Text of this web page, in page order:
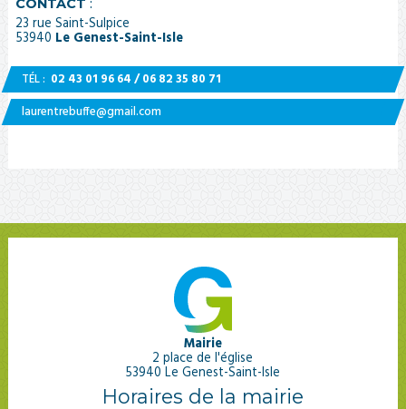
CONTACT :
23 rue Saint-Sulpice
53940 Le Genest-Saint-Isle
TÉL : 02 43 01 96 64 / 06 82 35 80 71
laurentrebuffe@gmail.com
Mairie
2 place de l'église
53940 Le Genest-Saint-Isle
Horaires de la mairie